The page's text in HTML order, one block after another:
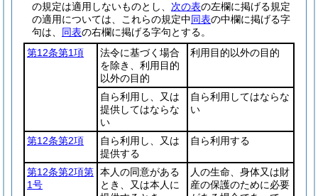
の規定は適用しないものとし、 次の表の左欄に掲げる規定
の適用については、これらの規定中同表の中欄に掲げる字
句は、 同表の右欄に掲げる字句とする。
第12条第1項
法令に基づく場合
を除き、利用目的
以外の目的
利用目的以外の目的
自ら利用し、又は
提供してはならな
い
自ら利用してはならな
い
第12条第2項
自ら利用し、又は
提供する
自ら利用する
第12条第2項第
1号
本人の同意がある
とき、又は本人に
人の生命、身体又は財
産の保護のために必要